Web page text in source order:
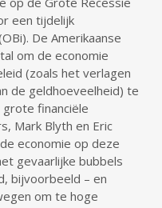
een tijdelijk
De Amerikaanse
om de economie
(zoals het verlagen
de geldhoeveelheid) te
financiële
Mark Blyth en Eric
economie op deze
gevaarlijke bubbels
bijvoorbeeld – en
om te hoge